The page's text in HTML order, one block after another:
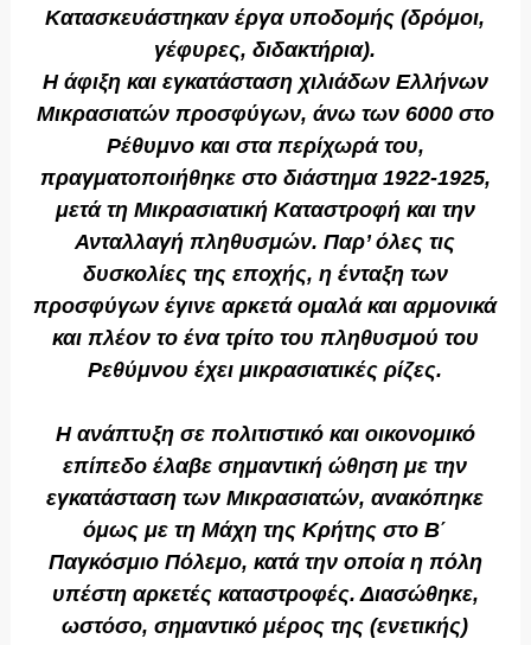
Κατασκευάστηκαν έργα υποδομής (δρόμοι,
γέφυρες, διδακτήρια).
Η άφιξη και εγκατάσταση χιλιάδων Ελλήνων
Μικρασιατών προσφύγων, άνω των 6000 στο
Ρέθυμνο και στα περίχωρά του,
πραγματοποιήθηκε στο διάστημα 1922-1925,
μετά τη Μικρασιατική Καταστροφή και την
Ανταλλαγή πληθυσμών. Παρ’ όλες τις
δυσκολίες της εποχής, η ένταξη των
προσφύγων έγινε αρκετά ομαλά και αρμονικά
και πλέον το ένα τρίτο του πληθυσμού του
Ρεθύμνου έχει μικρασιατικές ρίζες.
Η ανάπτυξη σε πολιτιστικό και οικονομικό
επίπεδο έλαβε σημαντική ώθηση με την
εγκατάσταση των Μικρασιατών, ανακόπηκε
όμως με τη Μάχη της Κρήτης στο Β΄
Παγκόσμιο Πόλεμο, κατά την οποία η πόλη
υπέστη αρκετές καταστροφές. Διασώθηκε,
ωστόσο, σημαντικό μέρος της (ενετικής)